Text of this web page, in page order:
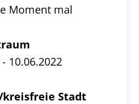
Moment mal
10.06.2022
kreisfreie Stadt